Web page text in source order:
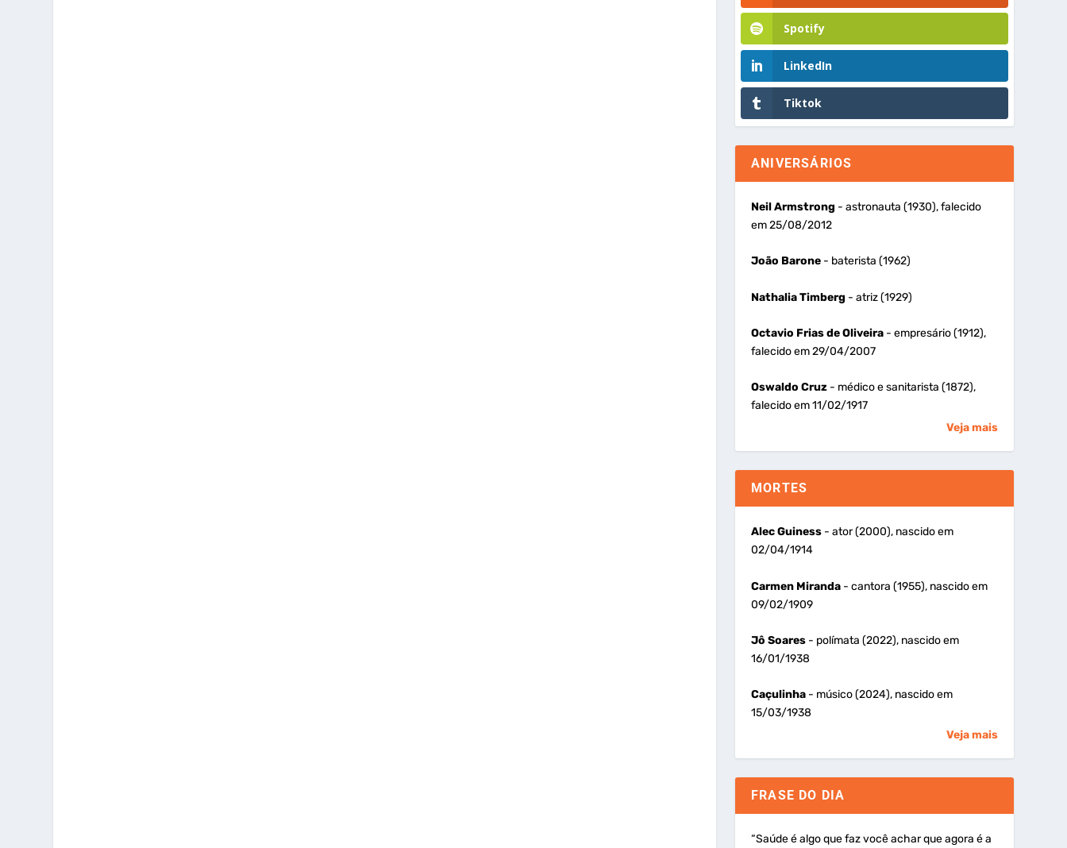
Spotify
LinkedIn
Tiktok
ANIVERSÁRIOS
Neil Armstrong - astronauta (1930), falecido
em 25/08/2012
João Barone- baterista (1962)
Nathalia Timberg - atriz (1929)
Octavio Frias de Oliveira- empresário (1912),
falecido em 29/04/2007
Oswaldo Cruz- médico e sanitarista (1872),
falecido em 11/02/1917
Veja mais
MORTES
Alec Guiness- ator (2000), nascido em
02/04/1914
Carmen Miranda- cantora (1955), nascido em
09/02/1909
Jô Soares- polímata (2022), nascido em
16/01/1938
Caçulinha- músico (2024), nascido em
15/03/1938
Veja mais
FRASE DO DIA
“Saúde é algo que faz você achar que agora é a